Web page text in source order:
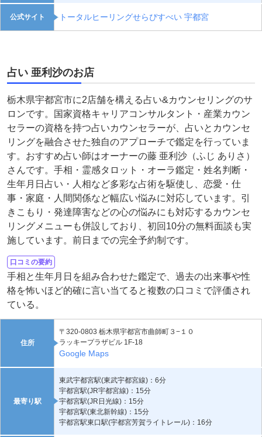
公式サイト トータルヒーリングせらぴすべい 宇都宮
占い 亜利沙のお店
栃木県宇都宮市に2店舗を構える占い&カウンセリングのサ
ロンです。国家資格キャリアコンサルタント・産業カウン
セラーの資格を持つ占いカウンセラーが、占いとカウンセ
リングを融合させた独自のアプローチで鑑定を行っていま
す。おすすめ占い師はオーナーの藤 亜利沙（ふじ ありさ）
さんです。手相・霊感タロット・オーラ鑑定・姓名判断・
生年月日占い・人相など多彩な占術を駆使し、恋愛・仕
事・家庭・人間関係など幅広い悩みに対応しています。引
きこもり・発達障害などの心の悩みにも対応するカウンセ
リングメニューも併設しており、初回10分の無料面談も実
施しています。前日までの完全予約制です。
口コミの要約
手相と生年月日を組み合わせた鑑定で、過去の出来事や性
格を怖いほど的確に言い当てると複数の口コミで評価され
ている。
住所
〒320-0803 栃木県宇都宮市曲師町３−１０
ラッキープラザビル 1F-18
Google Maps
最寄り駅
東武宇都宮駅(東武宇都宮線)：6分
宇都宮駅(JR宇都宮線)：15分
宇都宮駅(JR日光線)：15分
宇都宮駅(東北新幹線)：15分
宇都宮駅東口駅(宇都宮芳賀ライトレール)：16分